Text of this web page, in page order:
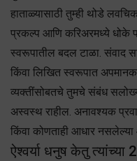
हाताळ्यासाठी तुम्ही थोडे
प्रकल्प आणि करिअरमध्ये धोके
स्वरूपातील बदल टाळा. संवाद
किंवा लिखित स्वरूपात
व्यक्तींसोबतचे तुमचे संबंध
अस्वस्थ राहील. अनावश्यक
किंवा कोणताही आधार नसलेल्या
ऐश्वर्या धनुष केतु